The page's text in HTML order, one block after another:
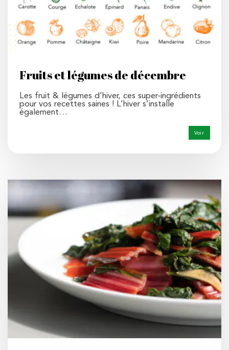
Fruits et légumes de décembre
Les fruit & légumes d’hiver, ces super-ingrédients
pour vos recettes saines ! L’hiver s’installe
également…
Voir